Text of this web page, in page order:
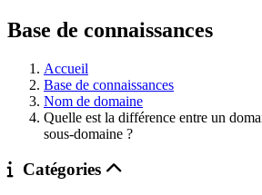
Base de connaissances
Accueil
Base de connaissances
Nom de domaine
Quelle est la différence entre un
sous-domaine ?
Catégories